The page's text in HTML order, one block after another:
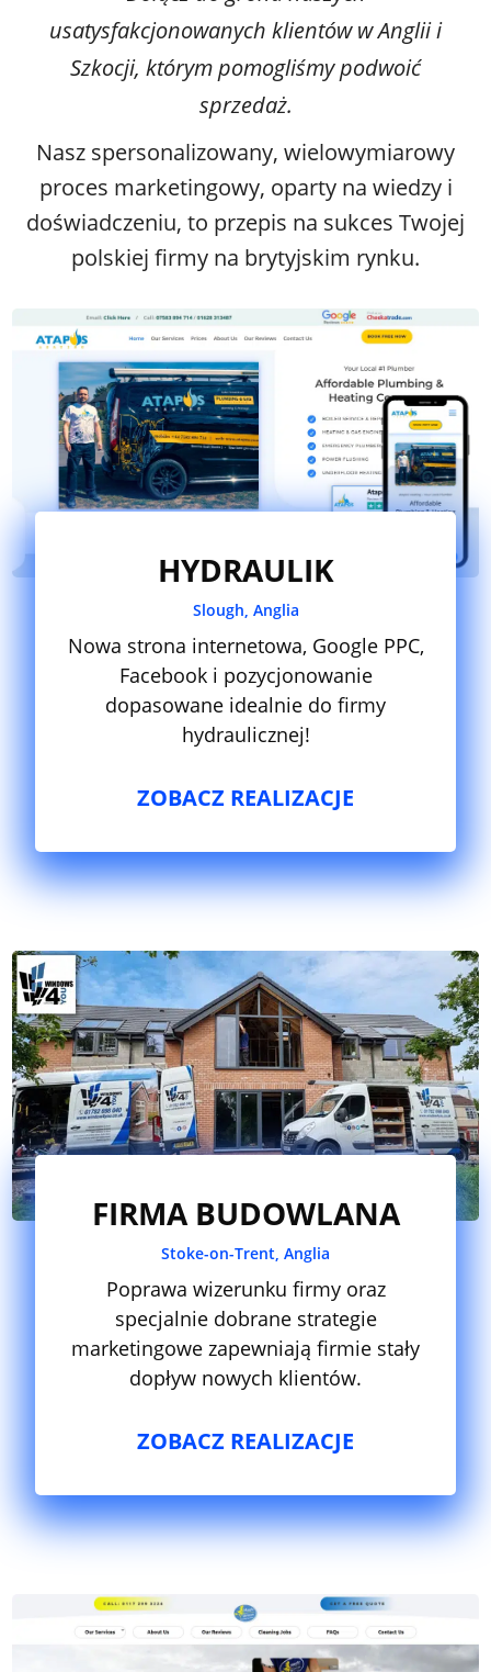
usatysfakcjonowanych klientów w Anglii i
Szkocji, którym pomogliśmy podwoić
sprzedaż.
Nasz spersonalizowany, wielowymiarowy
proces marketingowy, oparty na wiedzy i
doświadczeniu, to przepis na sukces Twojej
polskiej firmy na brytyjskim rynku.
HYDRAULIK
Slough, Anglia
Nowa strona internetowa, Google PPC,
Facebook i pozycjonowanie
dopasowane idealnie do firmy
hydraulicznej!
ZOBACZ REALIZACJE
FIRMA BUDOWLANA
Stoke-on-Trent, Anglia
Poprawa wizerunku firmy oraz
specjalnie dobrane strategie
marketingowe zapewniają firmie stały
dopływ nowych klientów.
ZOBACZ REALIZACJE